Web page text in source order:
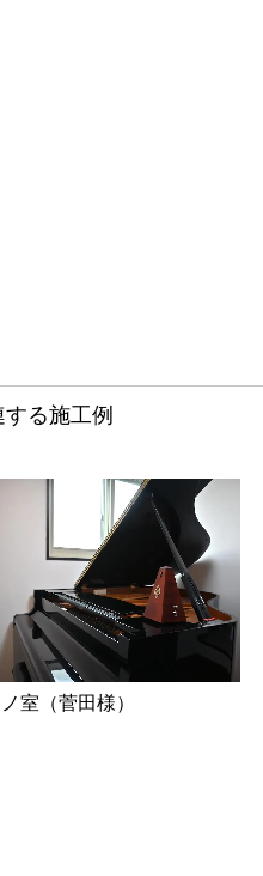
する施工例
室（菅田様）